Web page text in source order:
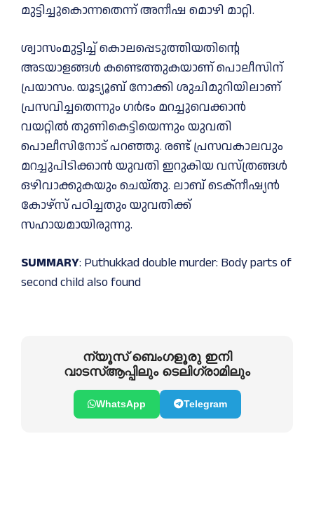
മുട്ടിച്ചുകൊന്നതെന്ന് അനീഷ മൊഴി മാറ്റി.
ശ്വാസംമുട്ടിച്ച്‌ കൊലപ്പെടുത്തിയതിന്റെ
അടയാളങ്ങള്‍ കണ്ടെത്തുകയാണ് പൊലീസിന്
പ്രയാസം. യൂട്യൂബ് നോക്കി ശുചിമുറിയിലാണ്
പ്രസവിച്ചതെന്നും ഗര്‍ഭം മറച്ചുവെക്കാന്‍
വയറ്റില്‍ തുണികെട്ടിയെന്നും യുവതി
പൊലീസിനോട് പറഞ്ഞു. രണ്ട് പ്രസവകാലവും
മറച്ചുപിടിക്കാന്‍ യുവതി ഇറുകിയ വസ്ത്രങ്ങള്‍
ഒഴിവാക്കുകയും ചെയ്തു. ലാബ് ടെക്‌നീഷ്യന്‍
കോഴ്‌സ് പഠിച്ചതും യുവതിക്ക്
സഹായമായിരുന്നു.
SUMMARY: Puthukkad double murder: Body parts of
second child also found
ന്യൂസ് ബെംഗളൂരു ഇനി
വാടസ്ആപ്പിലും ടെലിഗ്രാമിലും
WhatsApp Telegram